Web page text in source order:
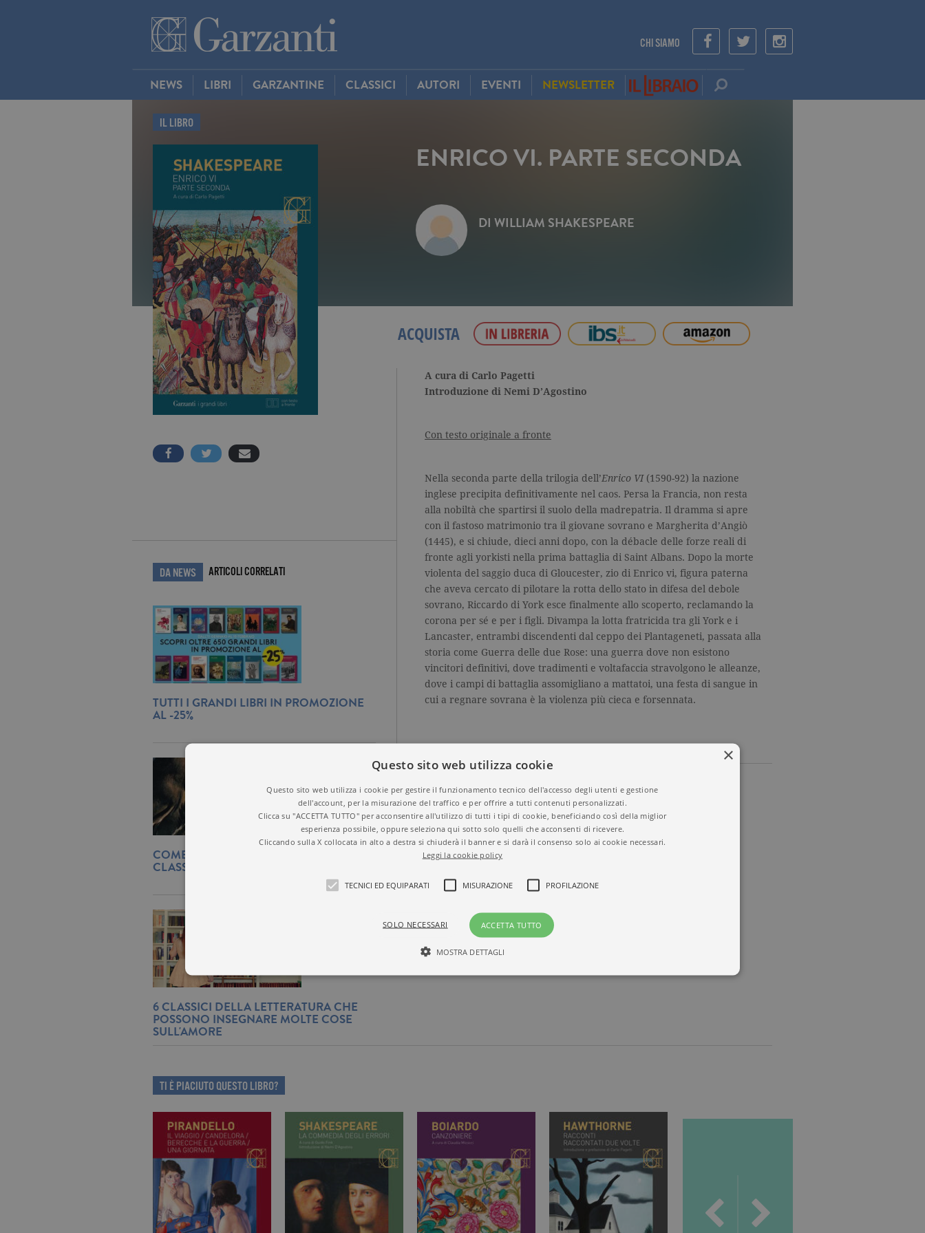
CHI SIAMO
NEWS LIBRI GARZANTINE CLASSICI AUTORI EVENTI NEWSLETTER
IL LIBRO
ENRICO VI. PARTE SECONDA
DI WILLIAM SHAKESPEARE
ACQUISTA
A cura di Carlo Pagetti
Introduzione di Nemi D’Agostino
Con testo originale a fronte
Nella seconda parte della trilogia dell’Enrico VI(1590-92) la nazione
inglese precipita definitivamente nel caos. Persa la Francia, non resta
alla nobiltà che spartirsi il suolo della madrepatria. Il dramma si apre
con il fastoso matrimonio tra il giovane sovrano e Margherita d’Angiò
(1445), e si chiude, dieci anni dopo, con la débacle delle forze reali di
fronte agli yorkisti nella prima battaglia di Saint Albans. Dopo la morte
violenta del saggio duca di Gloucester, zio di Enrico vi, figura paterna
che aveva cercato di pilotare la rotta dello stato in difesa del debole
sovrano, Riccardo di York esce finalmente allo scoperto, reclamando la
corona per sé e per i figli. Divampa la lotta fratricida tra gli York e i
Lancaster, entrambi discendenti dal ceppo dei Plantageneti, passata alla
storia come Guerra delle due Rose: una guerra dove non esistono
vincitori definitivi, dove tradimenti e voltafaccia stravolgono le alleanze,
dove i campi di battaglia assomigliano a mattatoi, una festa di sangue in
cui a regnare sovrana è la violenza più cieca e forsennata.
Titolo
Enrico VI. Parte seconda
ISBN
9788811817727
Autore
William Shakespeare
Casa Editrice
Dettagli
336 pagine, Brossura
edizione cartacea
DA NEWS ARTICOLI CORRELATI
TUTTI I GRANDI LIBRI IN PROMOZIONE
AL -25%
COME SI SCEGLIE LA COPERTINA DI UN
CLASSICO, AD ESEMPIO MOBY DICK?
6 CLASSICI DELLA LETTERATURA CHE
POSSONO INSEGNARE MOLTE COSE
SULL'AMORE
TI È PIACIUTO QUESTO LIBRO?
×
Questo sito web utilizza cookie
Questo sito web utilizza i cookie per gestire il funzionamento tecnico dell'accesso degli utenti e gestione
dell'account, per la misurazione del traffico e per offrire a tutti contenuti personalizzati.
Clicca su "ACCETTA TUTTO" per acconsentire all'utilizzo di tutti i tipi di cookie, beneficiando così della miglior
esperienza possibile, oppure seleziona qui sotto solo quelli che acconsenti di ricevere.
Cliccando sulla X collocata in alto a destra si chiuderà il banner e si darà il consenso solo ai cookie necessari.
Leggi la cookie policy
TECNICI ED EQUIPARATI MISURAZIONE PROFILAZIONE
ACCETTA TUTTO
SOLO NECESSARI
MOSTRA DETTAGLI
I cookie tecnici sono strettamente necessari, consentono la funzionalità del sito Web principale come l'accesso degli utenti e la gestione
_gid
di pagina.
_gat
.garzanti.it 1 minuto
Questo nome di cookie è associato a Google Universal Analytics, secondo la
documentazione viene utilizzato per limitare la frequenza delle richieste, limitando la
raccolta di dati su siti ad alto traffico.
current_url
Questo cookie viene utilizzato per verificare la pagina corrente visualizzata.
_gat_UA-16356920-1
.garzanti.it 1 minuto
Si tratta di un cookie di tipo pattern impostato da Google Analytics, in cui l'elemento
pattern sul nome contiene il numero identificativo univoco dell'account o del sito Web a
cui si riferisce. È una variazione del cookie _gat che viene utilizzato per limitare la quantità
di dati registrati da Google su siti Web ad alto volume di traffico.